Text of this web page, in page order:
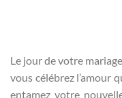
Le jour de votre
vous célébrez l’amour
entamez votre